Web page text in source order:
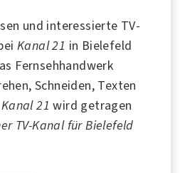
und interessierte TV-
Kanal 21 in Bielefeld
Fernsehhandwerk
Schneiden, Texten
Kanal 21 wird getragen
TV-Kanal für Bielefeld